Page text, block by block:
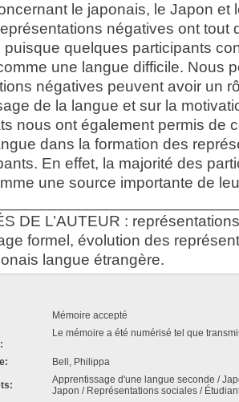
le japonais, le Japon et
négatives ont tout
quelques participants
une langue difficile. Nous
négatives peuvent avoir un
de la langue et sur la
nous ont également permis de
dans la formation des
En effet, la majorité des
une source importante de
DE L’AUTEUR :
formel, évolution des
langue étrangère.
Mémoire accepté
Le mémoire a été numérisé tel que
Bell, Philippa
Apprentissage d'une langue seconde /
Japon / Représentations sociales /